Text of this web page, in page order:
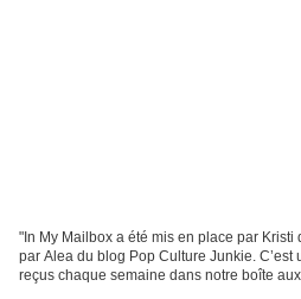
"In My Mailbox a été mis en place par
par Alea du blog Pop Culture Junkie.
reçus chaque semaine dans notre boîte